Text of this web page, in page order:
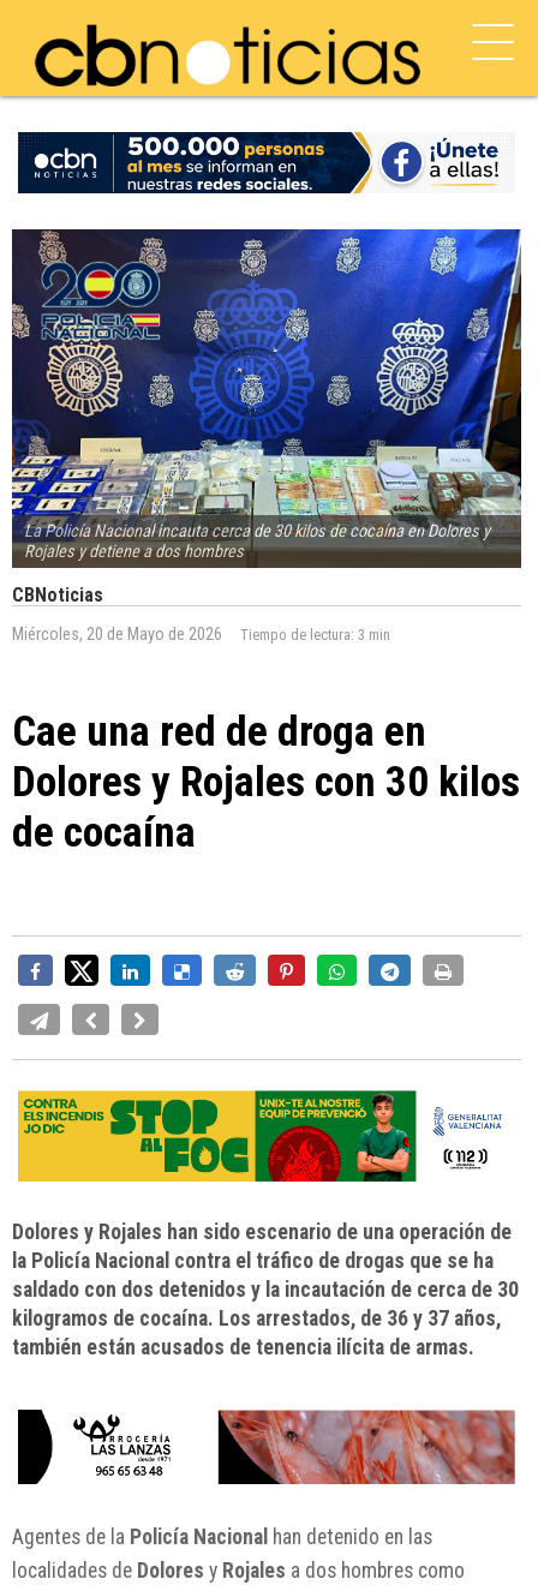
La Policía Nacional incauta cerca de 30 kilos de cocaína en Dolores y
Rojales y detiene a dos hombres
CBNoticias
Miércoles, 20 de Mayo de 2026 Tiempo de lectura: 3 min
Cae una red de droga en
Dolores y Rojales con 30 kilos
de cocaína
Dolores y Rojales han sido escenario de una operación de
la Policía Nacional contra el tráfico de drogas que se ha
saldado con dos detenidos y la incautación de cerca de 30
kilogramos de cocaína. Los arrestados, de 36 y 37 años,
también están acusados de tenencia ilícita de armas.
Agentes de la Policía Nacional han detenido en las
localidades de Dolores y Rojales a dos hombres como